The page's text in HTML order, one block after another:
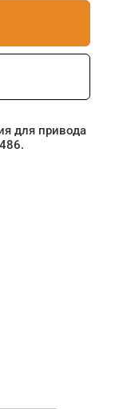
для привода